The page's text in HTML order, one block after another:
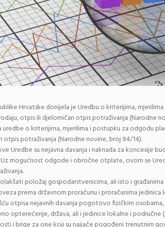
Hrvatske donijela je Uredbu o kriterijima,
otpis ili djelomičan otpis potraživanja (Narodne
uredbe o kriterijima, mjerilima i postupku za odgodu
otpis potraživanja (Narodne novine, broj 94/14).
Uredbe su nejavna davanja i naknada za koncesije
mogućnost odgode i obročne otplate, ovom se
položaj gospodarstvenicima, ali isto i
prema državnom proračunu i proračunima
otpisa nejavnih davanja pogotovo fizičkim
opterećenje, država, ali i jedinice lokalne i
i brige za one koji su najjače pogođeni trenutnim